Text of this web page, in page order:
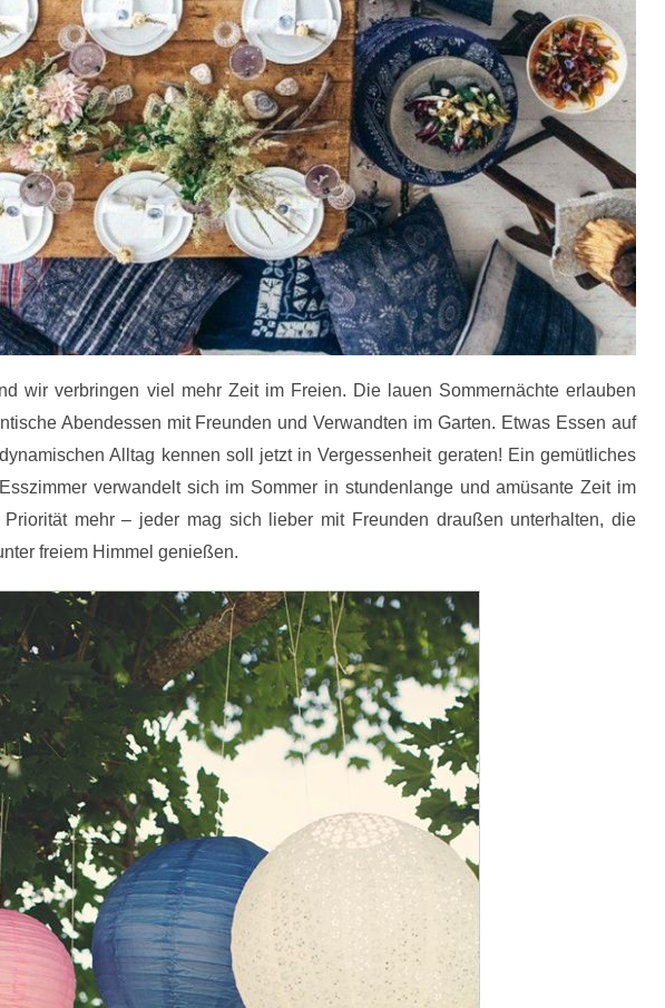
wir verbringen viel mehr Zeit im Freien. Die lauen Sommernächte erlauben
Abendessen mit Freunden und Verwandten im Garten. Etwas Essen auf
Alltag kennen soll jetzt in Vergessenheit geraten! Ein gemütliches
verwandelt sich im Sommer in stundenlange und amüsante Zeit im
mehr – jeder mag sich lieber mit Freunden draußen unterhalten, die
freiem Himmel genießen.